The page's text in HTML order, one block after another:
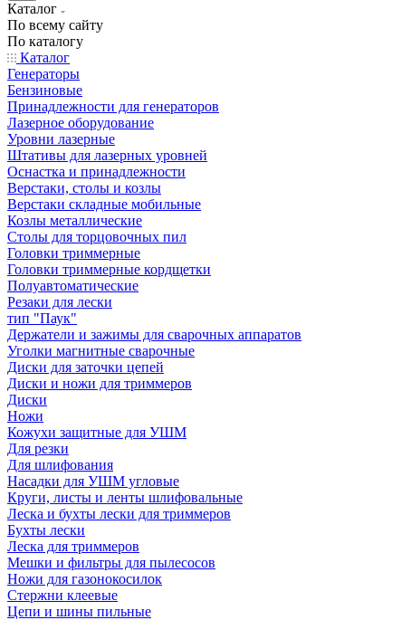
Каталог
По всему сайту
По каталогу
Каталог
Генераторы
Бензиновые
Принадлежности для генераторов
Лазерное оборудование
Уровни лазерные
Штативы для лазерных уровней
Оснастка и принадлежности
Верстаки, столы и козлы
Верстаки складные мобильные
Козлы металлические
Столы для торцовочных пил
Головки триммерные
Головки триммерные кордщетки
Полуавтоматические
Резаки для лески
тип "Паук"
Держатели и зажимы для сварочных аппаратов
Уголки магнитные сварочные
Диски для заточки цепей
Диски и ножи для триммеров
Диски
Ножи
Кожухи защитные для УШМ
Для резки
Для шлифования
Насадки для УШМ угловые
Круги, листы и ленты шлифовальные
Леска и бухты лески для триммеров
Бухты лески
Леска для триммеров
Мешки и фильтры для пылесосов
Ножи для газонокосилок
Стержни клеевые
Цепи и шины пильные